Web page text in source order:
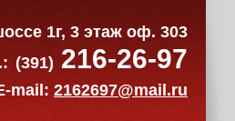
1г, 3 этаж оф. 303
(391)216-26-97
mail: 2162697@mail.ru